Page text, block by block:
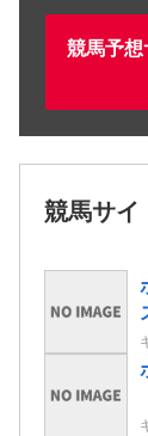
競馬予
競馬サイ